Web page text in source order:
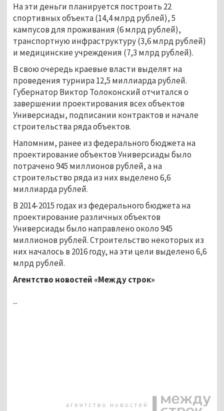
На эти деньги планируется построить 22
спортивных объекта (14,4 млрд рублей), 5
кампусов для проживания (6 млрд рублей),
транспортную инфраструктуру (3,6 млрд рублей)
и медицинские учреждения (7,3 млрд рублей).
В свою очередь краевые власти выделят на
проведения турнира 12,5 миллиарда рублей.
Губернатор Виктор Толоконский отчитался о
завершении проектирования всех объектов
Универсиады, подписании контрактов и начале
строительства ряда объектов.
Напомним, ранее из федерального бюджета на
проектирование объектов Универсиады было
потрачено 945 миллионов рублей, а на
строительство ряда из них выделено 6,6
миллиарда рублей.
В 2014-2015 годах из федерального бюджета на
проектирование различных объектов
Универсиады было направлено около 945
миллионов рублей. Строительство некоторых из
них началось в 2016 году, на эти цели выделено 6,6
млрд рублей.
Агентство новостей «Между строк»
...